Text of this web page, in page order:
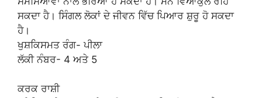
ਸਕਦਾ ਹੈ। ਸਿੰਗਲ ਲੋਕਾਂ ਦੇ ਜੀਵਨ ਵਿੱਚ ਪਿਆਰ ਸ਼ੁਰੂ ਹੋ ਸਕਦਾ
ਹੈ।
ਖੁਸ਼ਕਿਸਮਤ ਰੰਗ- ਪੀਲਾ
ਲੱਕੀ ਨੰਬਰ- 4 ਅਤੇ 5
ਕਰਕ ਰਾਸ਼ੀ